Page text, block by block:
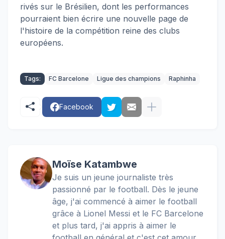
rivés sur le Brésilien, dont les performances
pourraient bien écrire une nouvelle page de
l'histoire de la compétition reine des clubs
européens.
Tags: FC Barcelone Ligue des champions Raphinha
Facebook
Moïse Katambwe
Je suis un jeune journaliste très
passionné par le football. Dès le jeune
âge, j'ai commencé à aimer le football
grâce à Lionel Messi et le FC Barcelone
et plus tard, j'ai appris à aimer le